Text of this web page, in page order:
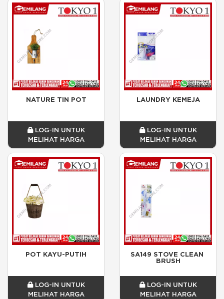
NATURE TIN POT
LOG-IN UNTUK
MELIHAT HARGA
LAUNDRY KEMEJA
LOG-IN UNTUK
MELIHAT HARGA
POT KAYU-PUTIH
LOG-IN UNTUK
MELIHAT HARGA
SA149 STOVE CLEAN
BRUSH
LOG-IN UNTUK
MELIHAT HARGA